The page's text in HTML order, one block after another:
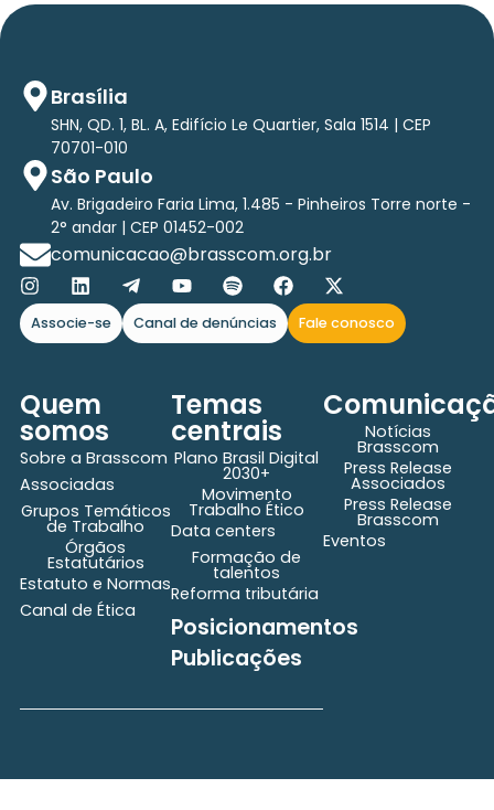
Brasília
SHN, QD. 1, BL. A, Edifício Le Quartier, Sala 1514 | CEP
70701-010
São Paulo
Av. Brigadeiro Faria Lima, 1.485 - Pinheiros Torre norte -
2° andar | CEP 01452-002
comunicacao@brasscom.org.br
Associe-se Canal de denúncias Fale conosco
Quem
somos
Sobre a Brasscom
Associadas
Grupos Temáticos
de Trabalho
Órgãos
Estatutários
Estatuto e Normas
Canal de Ética
Temas
centrais
Plano Brasil Digital
2030+
Movimento
Trabalho Ético
Data centers
Formação de
talentos
Reforma tributária
Posicionamentos
Publicações
Notícias
Brasscom
Press Release
Associados
Press Release
Brasscom
Eventos